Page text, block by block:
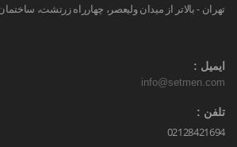
تهران - بالاتر از میدان ولیعصر، چهارراه زرتشت،
ایمیل :
info@setmen.com
تلفن :
02128421694